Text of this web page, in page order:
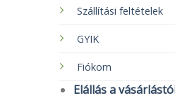
Szállítási feltételek
GYIK
Fiókom
Elállás a